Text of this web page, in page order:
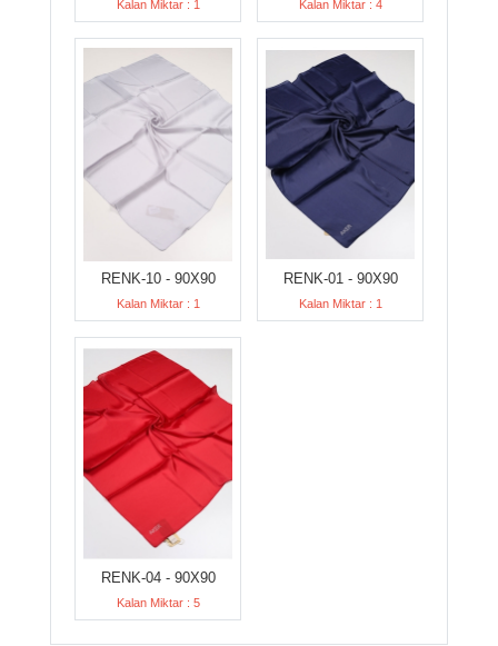
Kalan Miktar : 1 Kalan Miktar : 4
RENK-10 - 90X90
Kalan Miktar : 1
RENK-01 - 90X90
Kalan Miktar : 1
RENK-04 - 90X90
Kalan Miktar : 5